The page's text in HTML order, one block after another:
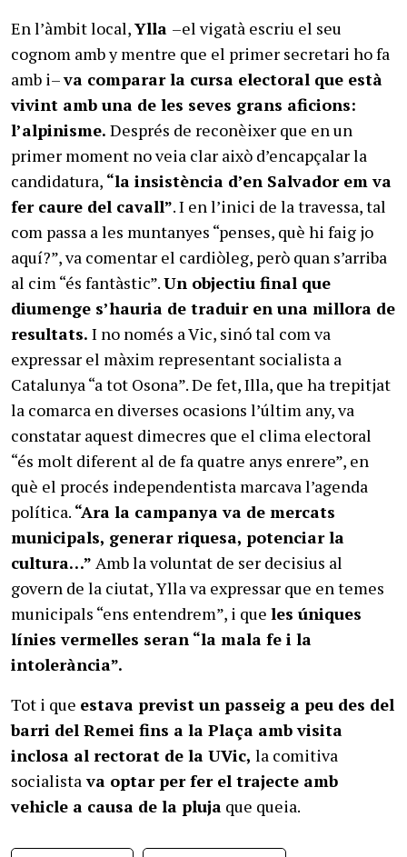
En l’àmbit local,Ylla –el vigatà escriu el seu
cognom amb y mentre que el primer secretari ho fa
amb i–va comparar la cursa electoral que està
vivint amb una de les seves grans aficions:
l’alpinisme. Després de reconèixer que en un
primer moment no veia clar això d’encapçalar la
candidatura, “la insistència d’en Salvador em va
fer caure del cavall”. I en l’inici de la travessa, tal
com passa a les muntanyes “penses, què hi faig jo
aquí?”, va comentar el cardiòleg, però quan s’arriba
al cim “és fantàstic”.Un objectiu final que
diumenge s’hauria de traduir en una millora de
resultats. I no només a Vic, sinó tal com va
expressar el màxim representant socialista a
Catalunya “a tot Osona”. De fet, Illa, que ha trepitjat
la comarca en diverses ocasions l’últim any, va
constatar aquest dimecres que el clima electoral
“és molt diferent al de fa quatre anys enrere”, en
què el procés independentista marcava l’agenda
política. “Ara la campanya va de mercats
municipals, generar riquesa, potenciar la
cultura…” Amb la voluntat de ser decisius al
govern de la ciutat, Ylla va expressar que en temes
municipals “ens entendrem”, i que les úniques
línies vermelles seran “la mala fe i la
intolerància”.
Tot i que estava previst un passeig a peu des del
barri del Remei fins a la Plaça amb visita
inclosa al rectorat de la UVic, la comitiva
socialista va optar per fer el trajecte amb
vehicle a causa de la pluja que queia.